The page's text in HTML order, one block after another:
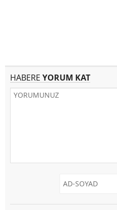
HABERE YORUM KAT